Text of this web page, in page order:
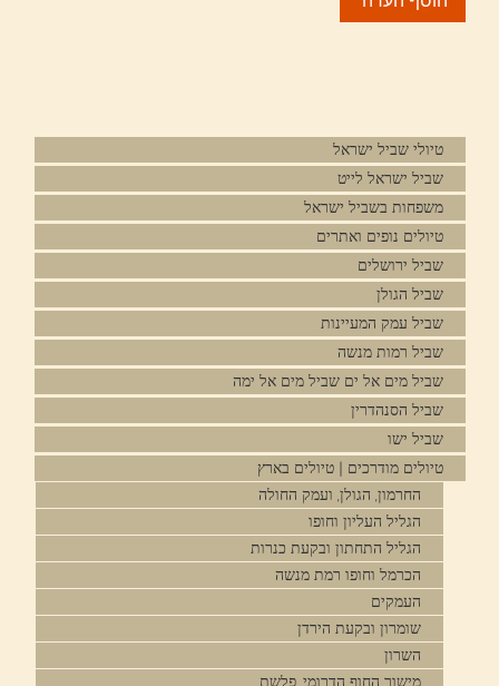
טיולי שביל ישראל
שביל ישראל לייט
משפחות בשביל ישראל
טיולים נופים ואתרים
שביל ירושלים
שביל הגולן
שביל עמק המעיינות
שביל רמות מנשה
שביל מים אל ים שביל מים אל ימה
שביל הסנהדרין
שביל ישו
טיולים מודרכים | טיולים בארץ
החרמון, הגולן, ועמק החולה
הגליל העליון וחופו
הגליל התחתון ובקעת כנרות
הכרמל וחופו רמת מנשה
העמקים
שומרון ובקעת הירדן
השרון
מישור החוף הדרומי, פלשת